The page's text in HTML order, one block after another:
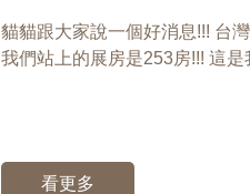
貓貓跟大家說一個好消息!!! 台
我們站上的展房是253房!!! 這
看更多